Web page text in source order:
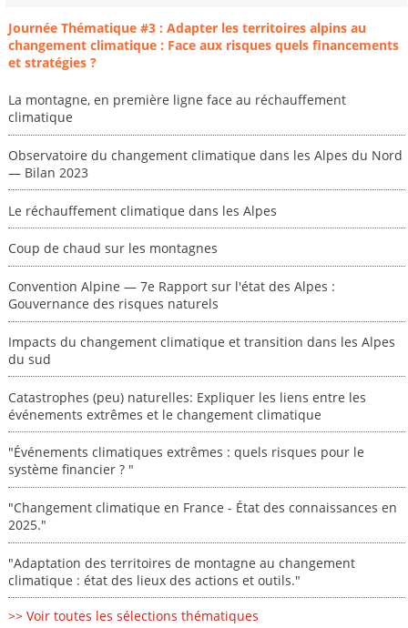
Journée Thématique #3 : Adapter les territoires alpins au
changement climatique : Face aux risques quels financements
et stratégies ?
La montagne, en première ligne face au réchauffement
climatique
Observatoire du changement climatique dans les Alpes du Nord
— Bilan 2023
Le réchauffement climatique dans les Alpes
Coup de chaud sur les montagnes
Convention Alpine — 7e Rapport sur l'état des Alpes :
Gouvernance des risques naturels
Impacts du changement climatique et transition dans les Alpes
du sud
Catastrophes (peu) naturelles: Expliquer les liens entre les
événements extrêmes et le changement climatique
"Événements climatiques extrêmes : quels risques pour le
système financier ? "
"Changement climatique en France - État des connaissances en
2025."
"Adaptation des territoires de montagne au changement
climatique : état des lieux des actions et outils."
>> Voir toutes les sélections thématiques